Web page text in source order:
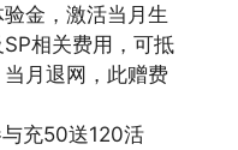
金，激活当月生
相关费用，可抵
月退网，此赠费
充50送120活